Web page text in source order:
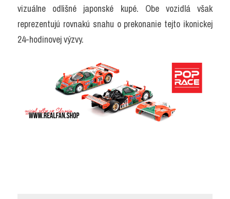
vizuálne odlišné japonské kupé. Obe vozidlá však
reprezentujú rovnakú snahu o prekonanie tejto ikonickej
24-hodinovej výzvy.